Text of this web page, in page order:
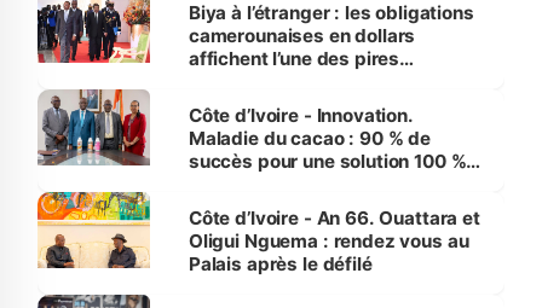
Biya à l’étranger : les obligations
camerounaises en dollars
affichent l’une des pires
Côte d’Ivoire - Innovation.
Maladie du cacao : 90 % de
succès pour une solution 100 %
Côte d’Ivoire - An 66. Ouattara et
Oligui Nguema : rendez vous au
Palais après le défilé